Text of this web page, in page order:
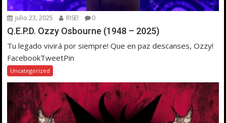
julio 23, 2025 RISE! 0
Q.E.P.D. Ozzy Osbourne (1948 – 2025)
Tu legado vivirá por siempre! Que en paz descanses, Ozzy!
FacebookTweetPin
Uncategorized